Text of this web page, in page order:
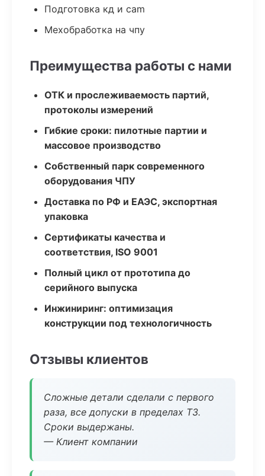
Подготовка кд и cam
Мехобработка на чпу
Преимущества работы с нами
ОТК и прослеживаемость партий,
протоколы измерений
Гибкие сроки: пилотные партии и
массовое производство
Собственный парк современного
оборудования ЧПУ
Доставка по РФ и ЕАЭС, экспортная
упаковка
Сертификаты качества и
соответствия, ISO 9001
Полный цикл от прототипа до
серийного выпуска
Инжиниринг: оптимизация
конструкции под технологичность
Отзывы клиентов
Сложные детали сделали с первого
раза, все допуски в пределах ТЗ.
Сроки выдержаны.
— Клиент компании